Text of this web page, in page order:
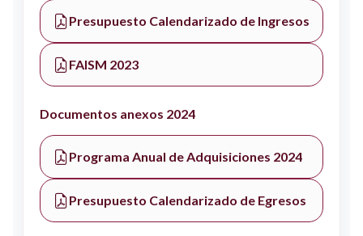
Presupuesto Calendarizado de Ingresos
FAISM 2023
Documentos anexos 2024
Programa Anual de Adquisiciones 2024
Presupuesto Calendarizado de Egresos